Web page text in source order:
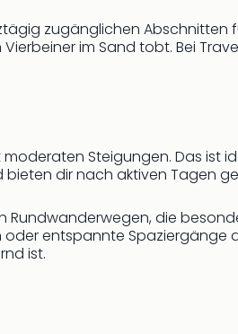
zugänglichen Abschnitten
im Sand tobt. Bei
Steigungen. Das ist
bieten dir nach aktiven Tagen
Rundwanderwegen, die
oder entspannte Spaziergänge
ist.